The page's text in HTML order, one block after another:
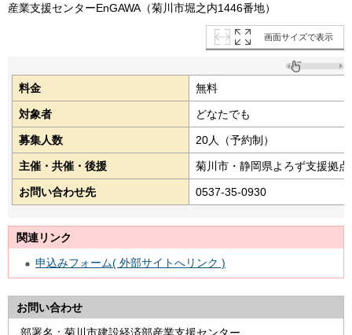
産業支援センターEnGAWA（菊川市堀之内1446番地）
画面サイズで表示
料金 無料
対象者 どなたでも
募集人数 20人（予約制）
主催・共催・後援 菊川市・静岡県よろず支援拠点
お問い合わせ先 0537-35-0930
関連リンク
申込みフォーム( 外部サイトへリンク )
お問い合わせ
部署名：菊川市建設経済部産業支援センター